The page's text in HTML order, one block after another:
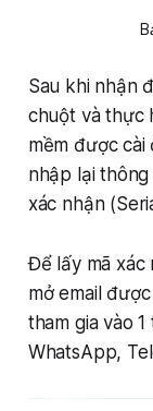
Sau khi nhận
chuột và thực
mềm được
nhập lại
xác nhận
Để lấy mã xác
mở email
tham gia vào
WhatsApp,